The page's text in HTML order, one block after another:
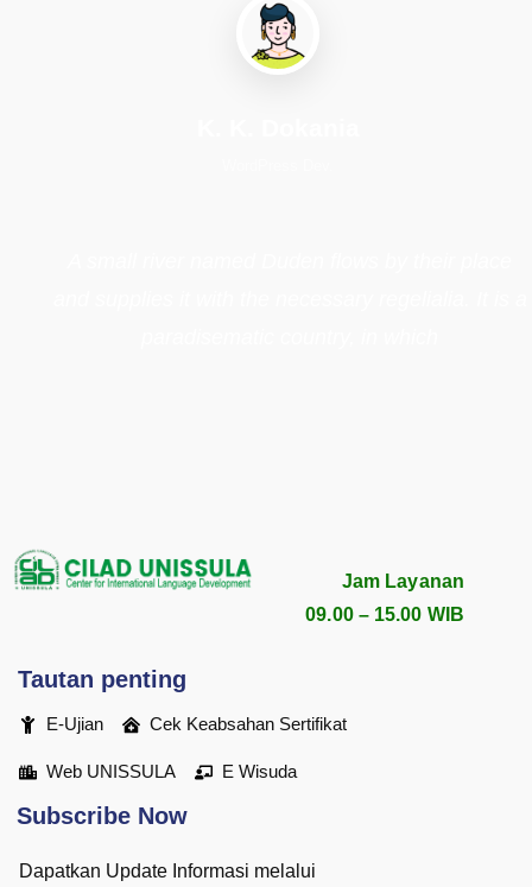
Jam Layanan
09.00 – 15.00 WIB
Tautan penting
E-Ujian Cek Keabsahan Sertifikat
Web UNISSULA E Wisuda
Subscribe Now
Dapatkan Update Informasi melalui